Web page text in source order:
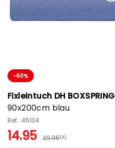
-50%
Fixleintuch DH BOXSPRING
90x200cm blau
Ref.: 45104
14.95 29.95(A)